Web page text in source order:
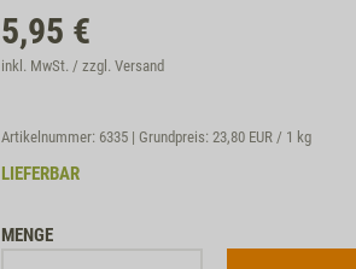
5,95 €
inkl. MwSt. / zzgl. Versand
Artikelnummer: 6335 | Grundpreis: 23,80 EUR / 1 kg
LIEFERBAR
MENGE